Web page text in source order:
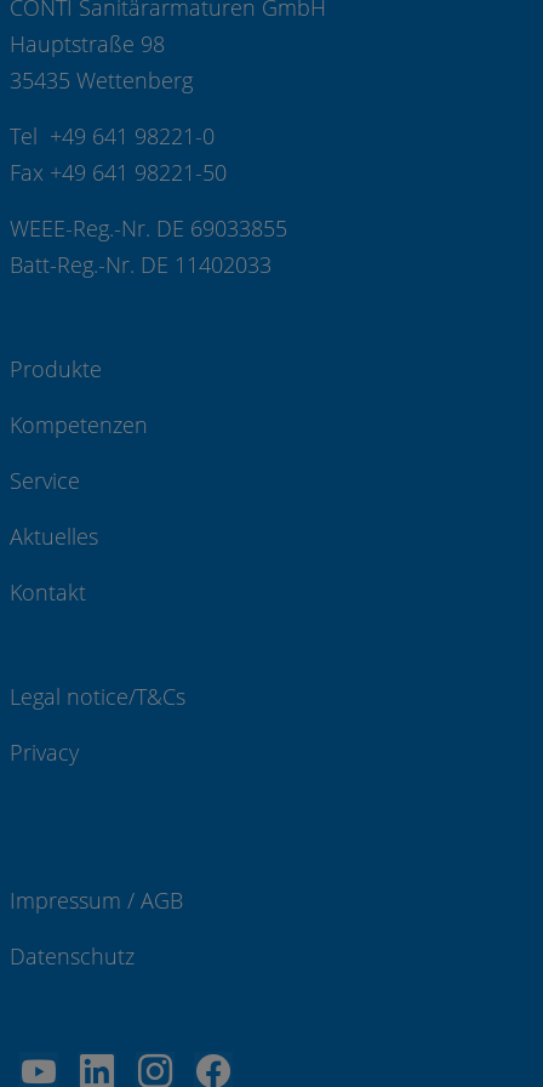
CONTI Sanitärarmaturen GmbH
Hauptstraße 98
35435 Wettenberg
Tel +49 641 98221-0
Fax +49 641 98221-50
WEEE-Reg.-Nr. DE 69033855
Batt-Reg.-Nr. DE 11402033
Produkte
Kompetenzen
Service
Aktuelles
Kontakt
Legal notice/T&Cs
Privacy
Impressum / AGB
Datenschutz